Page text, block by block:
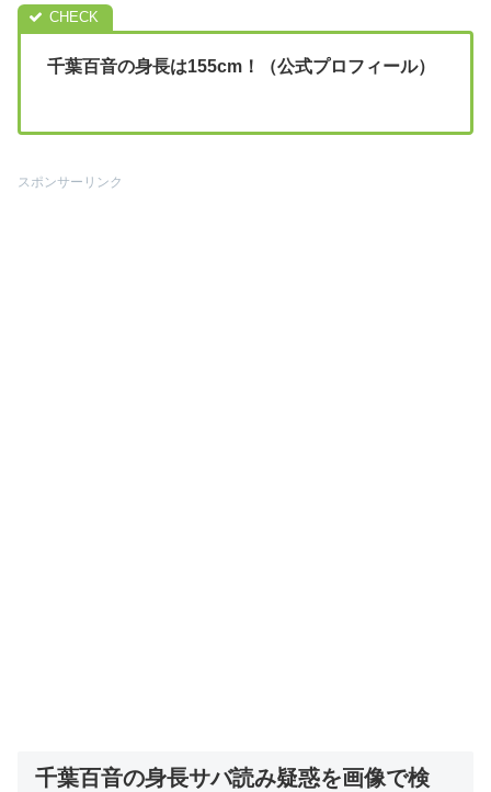
千葉百音の身長は155cm！（公式プロフィール）
スポンサーリンク
千葉百音の身長サバ読み疑惑を画像で検